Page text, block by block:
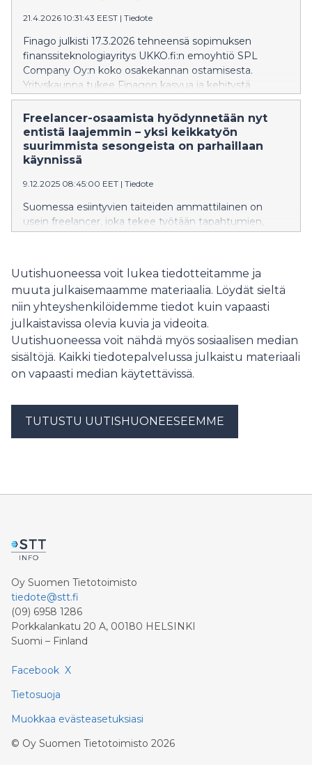
Tekoälyapuri toimii suoraan WhatsAppissa, jotta
mahdollisimman helppoa osana päivittäistä työtä.
WhatsAppin kautta yrittäjä voi esimerkiksi luoda
laskuja ja lisätä kuitteja kirjanpi
21.4.2026 10:31:43 EEST | Tiedote
Finago julkisti 17.3.2026 tehneensä sopimuksen
finanssiteknologiayritys UKKO.fi:n emoyhtiö SPL
Company Oy:n koko osakekannan ostamisesta.
Yrityskauppa tukee Finagon kasvua ja kehitystä
johtavana yritysohjelmistojen tarjoajana Pohjoismaissa.
Kilpailu- ja kuluttajavirasto on hyväksynyt
yritysjärjestelyn 8.4.2026. Tavoitteena on toteuttaa
kauppa tulevien viikkojen aikana.
Freelancer-osaamista hyödynnetään nyt
entistä laajemmin – yksi keikkatyön
suurimmista sesongeista on parhaillaan
käynnissä
9.12.2025 08:45:00 EET | Tiedote
Suomessa esiintyvien taiteiden ammattilainen on
usein freelancer, joka tekee työtään tapahtumien,
aikaa ja usein he työllistyvätkin useassa eri roolissa
saman sesongin aikana.
Uutishuoneessa voit lukea tiedotteitamme ja
muuta julkaisemaamme materiaalia. Löydät sieltä
niin yhteyshenkilöidemme tiedot kuin vapaasti
julkaistavissa olevia kuvia ja videoita.
Uutishuoneessa voit nähdä myös sosiaalisen median
sisältöjä. Kaikki tiedotepalvelussa julkaistu materiaali
on vapaasti median käytettävissä.
TUTUSTU UUTISHUONEESEEMME
Oy Suomen Tietotoimisto
tiedote@stt.fi
(09) 6958 1286
Porkkalankatu 20 A, 00180 HELSINKI
Suomi – Finland
Facebook X
Tietosuoja
Muokkaa evästeasetuksiasi
© Oy Suomen Tietotoimisto 2026